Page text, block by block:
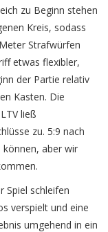
zu Beginn stehen
Kreis, sodass
Strafwürfen
etwas flexibler,
der Partie relativ
Kasten. Die
ließ
zu. 5:9 nach
können, aber wir
Spiel schleifen
verspielt und eine
umgehend in ein